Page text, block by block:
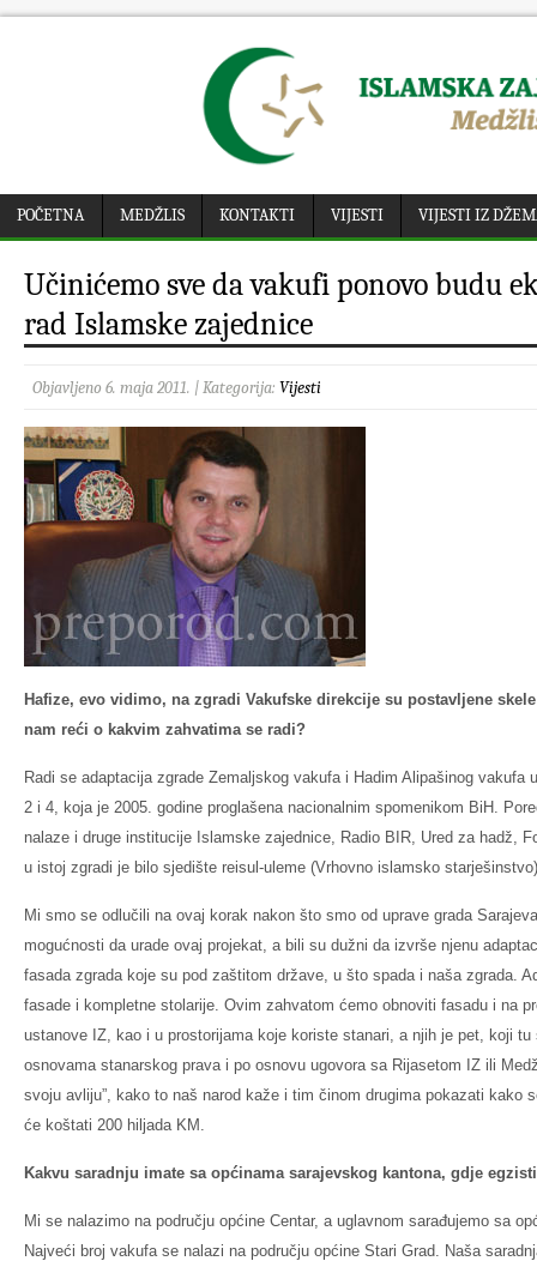
POČETNA MEDŽLIS KONTAKTI VIJESTI VIJESTI IZ
Učinićemo sve da vakufi ponovo budu
rad Islamske zajednice
Objavljeno 6. maja 2011. | Kategorija: Vijesti
Hafize, evo vidimo, na zgradi Vakufske direkcije su postavljene
nam reći o kakvim zahvatima se radi?
Radi se adaptacija zgrade Zemaljskog vakufa i Hadim Alipašinog vakufa
2 i 4, koja je 2005. godine proglašena nacionalnim spomenikom BiH.
nalaze i druge institucije Islamske zajednice, Radio BIR, Ured za hadž,
u istoj zgradi je bilo sjedište reisul-uleme (Vrhovno islamsko
Mi smo se odlučili na ovaj korak nakon što smo od uprave grada
mogućnosti da urade ovaj projekat, a bili su dužni da izvrše njenu
fasada zgrada koje su pod zaštitom države, u što spada i naša zgrada.
fasade i kompletne stolarije. Ovim zahvatom ćemo obnoviti fasadu i na
ustanove IZ, kao i u prostorijama koje koriste stanari, a njih je pet, koji
osnovama stanarskog prava i po osnovu ugovora sa Rijasetom IZ ili
svoju avliju”, kako to naš narod kaže i tim činom drugima pokazati kako
će koštati 200 hiljada KM.
Kakvu saradnju imate sa općinama sarajevskog kantona, gdje
Mi se nalazimo na području općine Centar, a uglavnom sarađujemo sa
Najveći broj vakufa se nalazi na području općine Stari Grad. Naša